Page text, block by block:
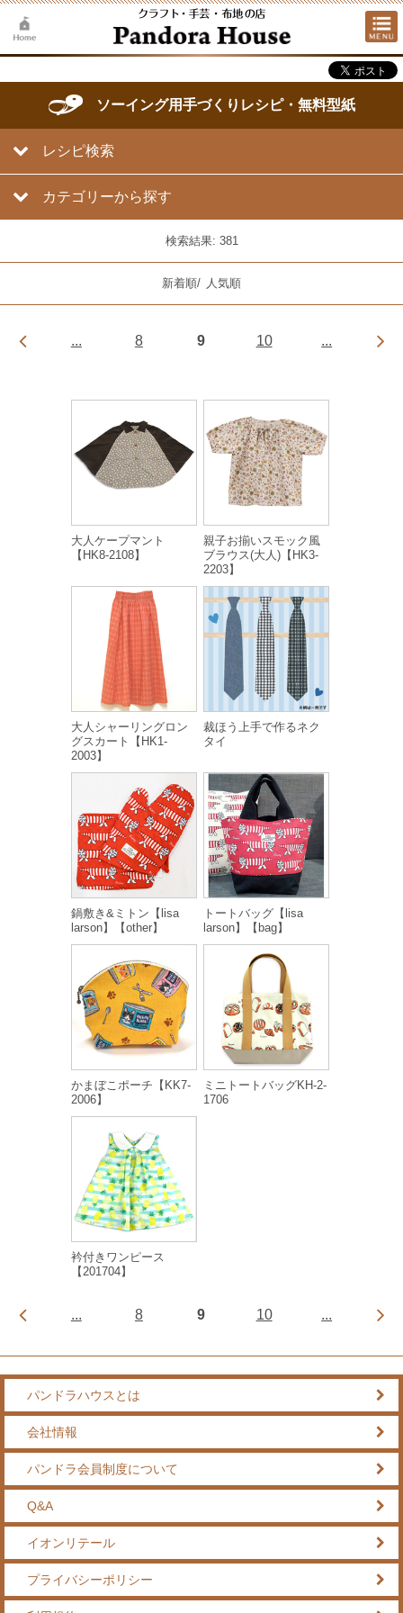
ソーイング用手づくりレシピ・無料型紙
レシピ検索
カテゴリーから探す
検索結果: 381
新着順/ 人気順
... 8 9 10 ...
大人ケープマント
【HK8-2108】
親子お揃いスモック風
ブラウス(大人)【HK3-
2203】
大人シャーリングロン
グスカート【HK1-
2003】
裁ほう上手で作るネク
タイ
鍋敷き&ミトン【lisa
larson】【other】
トートバッグ【lisa
larson】【bag】
かまぼこポーチ【KK7-
2006】
ミニトートバッグKH-2-
1706
衿付きワンピース
【201704】
... 8 9 10 ...
パンドラハウスとは
会社情報
パンドラ会員制度について
Q&A
イオンリテール
プライバシーポリシー